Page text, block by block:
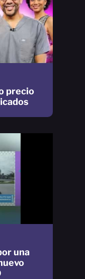
precio
una